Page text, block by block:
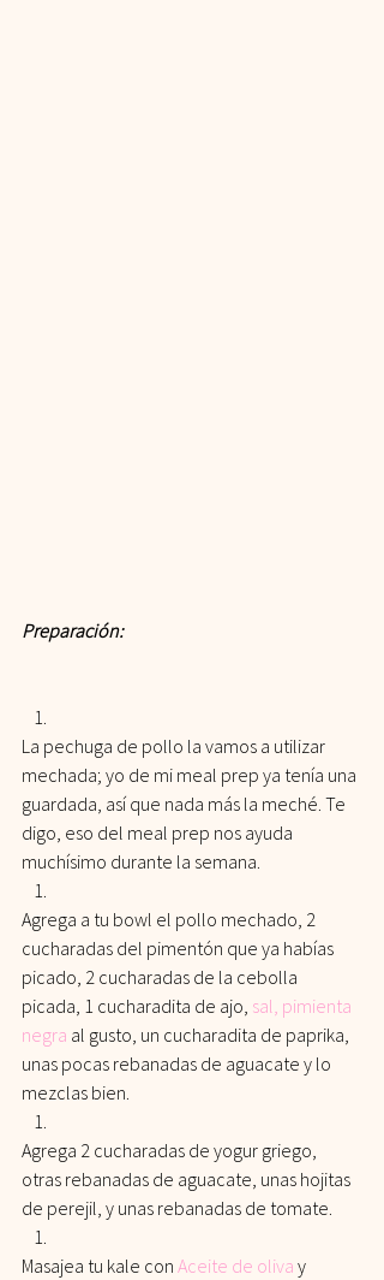
Preparación:
La pechuga de pollo la vamos a utilizar
mechada; yo de mi meal prep ya tenía una
guardada, así que nada más la meché. Te
digo, eso del meal prep nos ayuda
muchísimo durante la semana.
Agrega a tu bowl el pollo mechado, 2
cucharadas del pimentón que ya habías
picado, 2 cucharadas de la cebolla
picada, 1 cucharadita de ajo, sal, pimienta
negra al gusto, un cucharadita de paprika,
unas pocas rebanadas de aguacate y lo
mezclas bien.
Agrega 2 cucharadas de yogur griego,
otras rebanadas de aguacate, unas hojitas
de perejil, y unas rebanadas de tomate.
Masajea tu kale con Aceite de oliva y